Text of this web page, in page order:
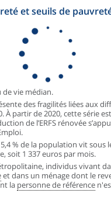
et seuils de
de vie médian.
des fragilités liées aux
À partir de 2020, cette série
de l’ERFS rénovée
% de la population vit sous
soit 1 337 euros par mois.
individus vivant
et dans un ménage dont le
la personne de référence